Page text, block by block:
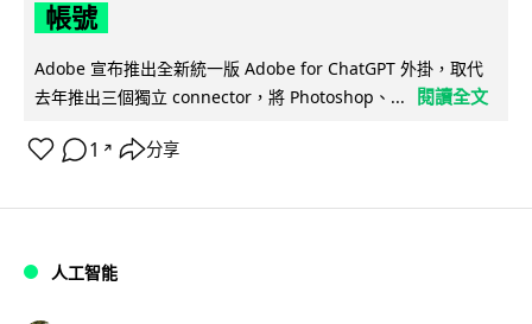
帳號
Adobe 宣布推出全新統一版 Adobe for ChatGPT 外掛，取代
去年推出三個獨立 connector，將 Photoshop、...
閱讀全文
1 ↗ 分享
人工智能